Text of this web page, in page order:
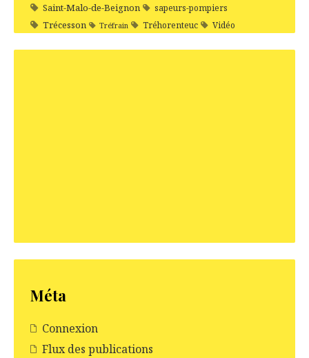
Saint-Malo-de-Beignon sapeurs-pompiers
Trécesson Tréfrain Tréhorenteuc Vidéo
Méta
Connexion
Flux des publications